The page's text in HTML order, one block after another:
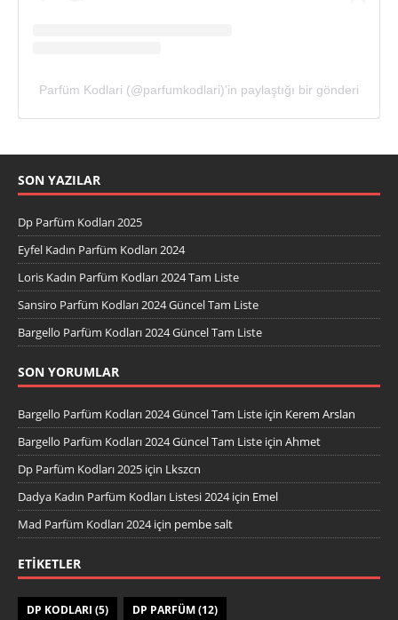
Parfüm Kodlari (@parfumkodlari)'in paylaştığı bir gönderi
SON YAZILAR
Dp Parfüm Kodları 2025
Eyfel Kadın Parfüm Kodları 2024
Loris Kadın Parfüm Kodları 2024 Tam Liste
Sansiro Parfüm Kodları 2024 Güncel Tam Liste
Bargello Parfüm Kodları 2024 Güncel Tam Liste
SON YORUMLAR
Bargello Parfüm Kodları 2024 Güncel Tam Liste için Kerem Arslan
Bargello Parfüm Kodları 2024 Güncel Tam Liste için Ahmet
Dp Parfüm Kodları 2025 için Lkszcn
Dadya Kadın Parfüm Kodları Listesi 2024için Emel
Mad Parfüm Kodları 2024için pembe salt
ETIKETLER
DP KODLARI (5) DP PARFÜM(12)